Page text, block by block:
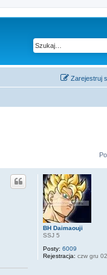
Zarejestruj
BH Daimaouji
SSJ 5
Posty: 6009
Rejestracja: czw gru